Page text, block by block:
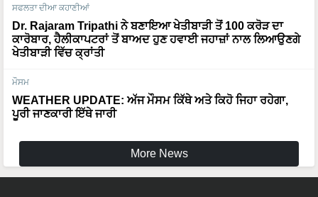
ਸਫਲਤਾ ਦੀਆ ਕਹਾਣੀਆਂ
Dr. Rajaram Tripathi ਨੇ ਬਣਾਇਆ ਖੇਤੀਬਾੜੀ ਤੋਂ 100 ਕਰੋੜ ਦਾ
ਕਾਰੋਬਾਰ, ਹੈਲੀਕਾਪਟਰਾਂ ਤੋਂ ਬਾਅਦ ਹੁਣ ਹਵਾਈ ਜਹਾਜ਼ਾਂ ਨਾਲ ਲਿਆਉਣਗੇ
ਖੇਤੀਬਾੜੀ ਵਿੱਚ ਕ੍ਰਾਂਤੀ
ਮੌਸਮ
WEATHER UPDATE: ਅੱਜ ਮੌਸਮ ਕਿੱਥੇ ਅਤੇ ਕਿਹੋ ਜਿਹਾ ਰਹੇਗਾ,
ਪੂਰੀ ਜਾਣਕਾਰੀ ਇੱਥੇ ਜਾਰੀ
More News